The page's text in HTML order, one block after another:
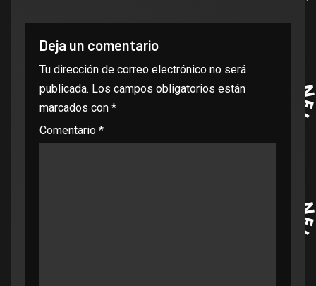
Deja un comentario
Tu dirección de correo electrónico no será
publicada. Los campos obligatorios están
marcados con *
Comentario *